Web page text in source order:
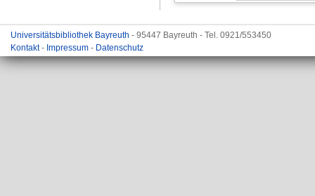
Universitätsbibliothek Bayreuth - 95447 Bayreuth - Tel. 0921/553450
Kontakt- Impressum - Datenschutz